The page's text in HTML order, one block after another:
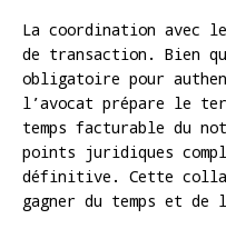
La coordination avec
de transaction. Bien
obligatoire pour
l’avocat prépare le
temps facturable du
points juridiques
définitive. Cette
gagner du temps et de